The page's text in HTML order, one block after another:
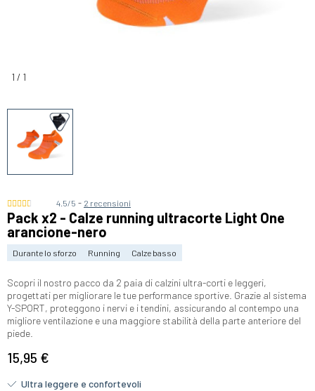
1 / 1
4.5/5 - 2 recensioni
Pack x2 - Calze running ultracorte Light One
arancione-nero
Durante lo sforzo Running Calze basso
Scopri il nostro pacco da 2 paia di calzini ultra-corti e leggeri,
progettati per migliorare le tue performance sportive. Grazie al sistema
Y-SPORT, proteggono i nervi e i tendini, assicurando al contempo una
migliore ventilazione e una maggiore stabilità della parte anteriore del
piede.
15,95 €
Ultra leggere e confortevoli